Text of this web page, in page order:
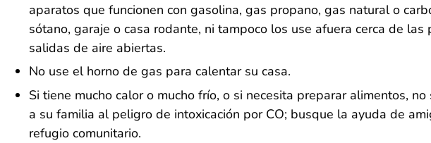
aparatos que funcionen con gasolina, gas propano, gas natural o
sótano, garaje o casa rodante, ni tampoco los use afuera cerca de las
salidas de aire abiertas.
No use el horno de gas para calentar su casa.
Si tiene mucho calor o mucho frío, o si necesita preparar alimentos,
a su familia al peligro de intoxicación por CO; busque la ayuda de
refugio comunitario.